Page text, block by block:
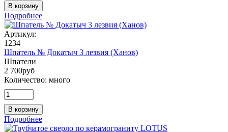
В корзину
Подробнее
Артикул:
1234
Шпатель № Докатыч 3 лезвия (Ханов)
Шпатели
2 700руб
Количество: много
В корзину
Подробнее